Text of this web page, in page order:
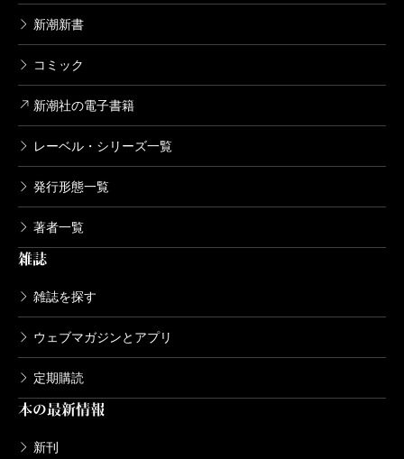
新潮新書
コミック
新潮社の電子書籍
レーベル・シリーズ一覧
発行形態一覧
著者一覧
雑誌
雑誌を探す
ウェブマガジンとアプリ
定期購読
本の最新情報
新刊